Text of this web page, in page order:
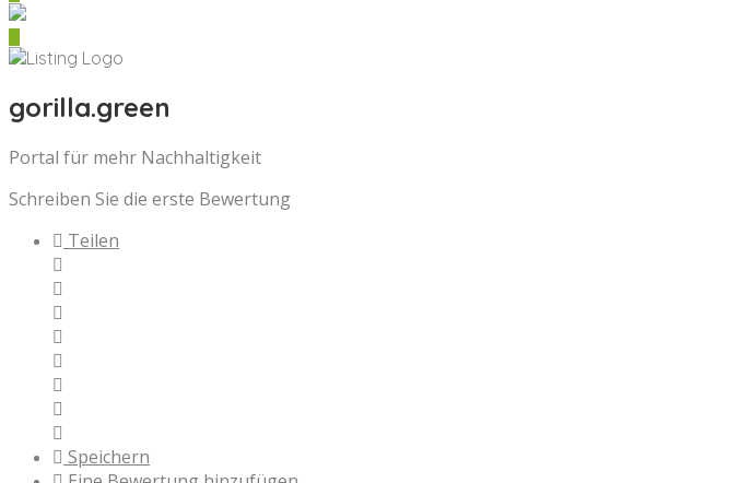
gorilla.green
Portal für mehr Nachhaltigkeit
Schreiben Sie die erste Bewertung
Teilen
Speichern